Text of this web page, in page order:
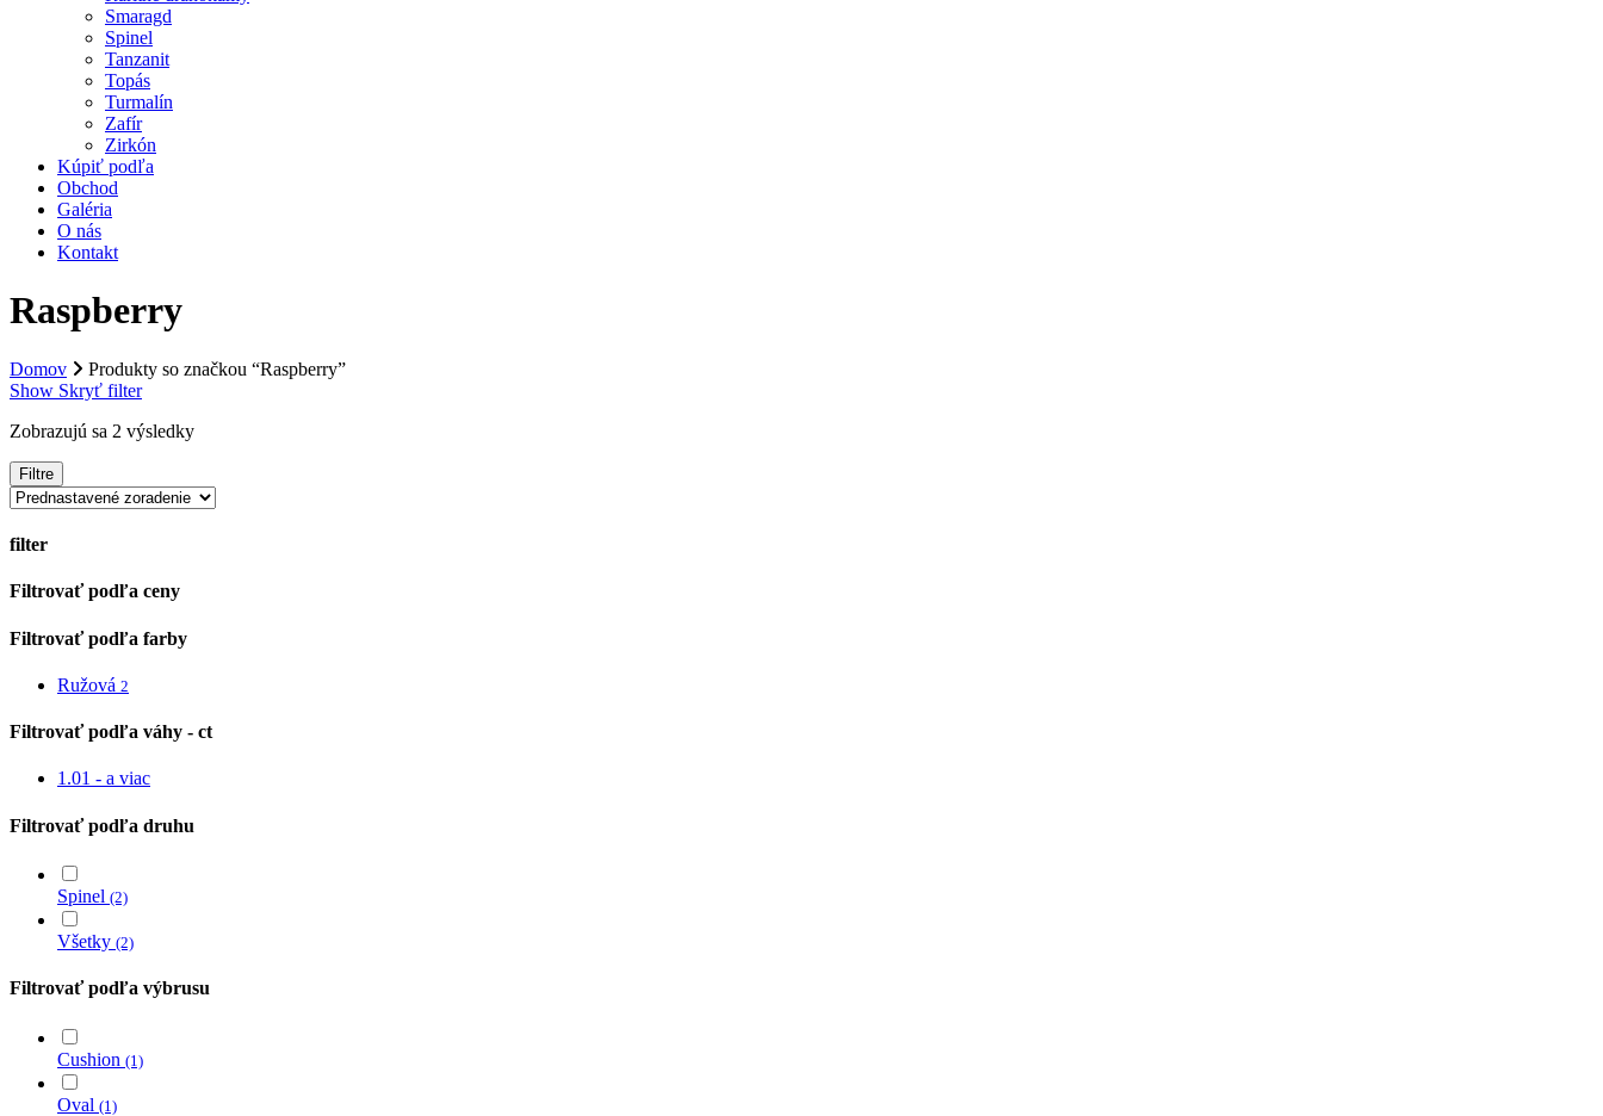
Smaragd
Spinel
Tanzanit
Topás
Turmalín
Zafír
Zirkón
Kúpiť podľa
Obchod
Galéria
O nás
Kontakt
Raspberry
Domov
Produkty so značkou “Raspberry”
Show Skryť filter
Zobrazujú sa 2 výsledky
Filtre
filter
Close
Filtrovať podľa ceny
Filtrovať podľa farby
Ružová 2
Filtrovať podľa váhy - ct
1.01 - a viac
Filtrovať podľa druhu
Spinel (2)
Všetky (2)
Filtrovať podľa výbrusu
Cushion (1)
Oval (1)